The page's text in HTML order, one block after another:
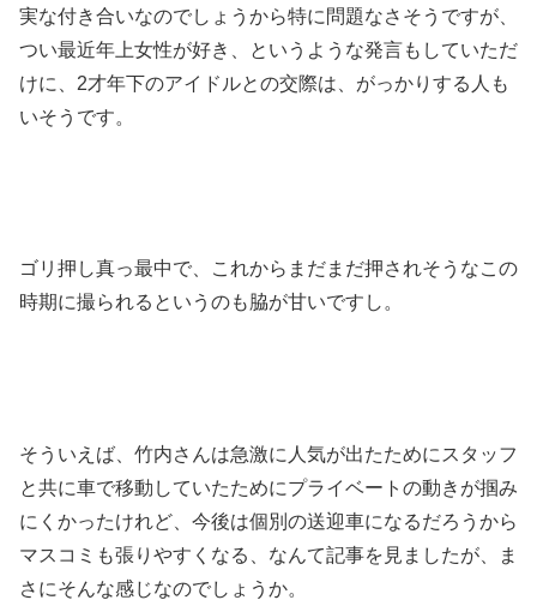
実な付き合いなのでしょうから特に問題なさそうですが、
つい最近年上女性が好き、というような発言もしていただ
けに、2才年下のアイドルとの交際は、がっかりする人も
いそうです。
ゴリ押し真っ最中で、これからまだまだ押されそうなこの
時期に撮られるというのも脇が甘いですし。
そういえば、竹内さんは急激に人気が出たためにスタッフ
と共に車で移動していたためにプライベートの動きが掴み
にくかったけれど、今後は個別の送迎車になるだろうから
マスコミも張りやすくなる、なんて記事を見ましたが、ま
さにそんな感じなのでしょうか。